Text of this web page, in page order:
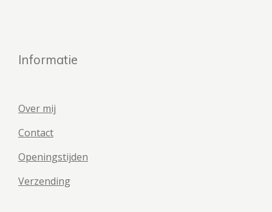
Informatie
Over mij
Contact
Openingstijden
Verzending